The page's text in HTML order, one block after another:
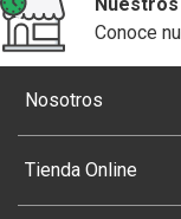
Conoce
Nosotros
Tienda Online